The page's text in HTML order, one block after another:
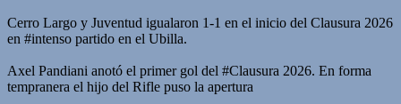
Cerro Largo y Juventud igualaron 1-1 en el inicio del Clausura 2026
en #intenso partido en el Ubilla.
Axel Pandiani anotó el primer gol del #Clausura 2026. En forma
tempranera el hijo del Rifle puso la apertura